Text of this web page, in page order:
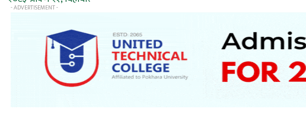
- ADVERTISEMENT -